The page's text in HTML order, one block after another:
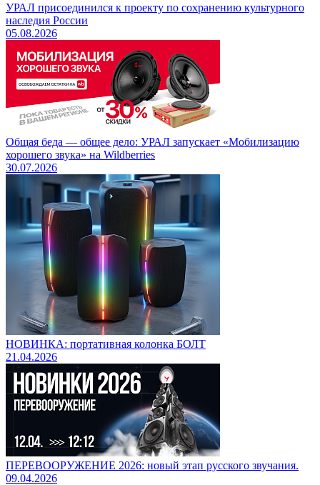
УРАЛ присоединился к проекту по сохранению культурного
наследия России
05.08.2026
Общая беда — общее дело: УРАЛ запускает «Мобилизацию
хорошего звука» на Wildberries
30.07.2026
НОВИНКА: портативная колонка БОЛТ
21.04.2026
ПЕРЕВООРУЖЕНИЕ 2026: новый этап русского звучания.
09.04.2026